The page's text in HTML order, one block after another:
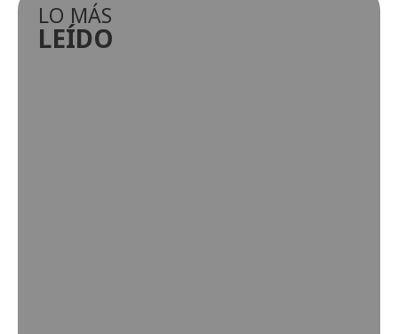
LO MÁS
LEÍDO